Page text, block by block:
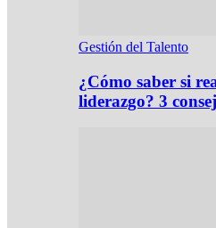
Gestión del Talento
¿Cómo saber si
liderazgo? 3